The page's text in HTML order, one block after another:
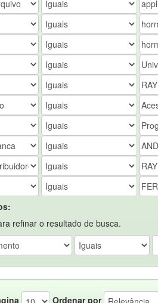
refinar o resultado de busca.
Ordenar por